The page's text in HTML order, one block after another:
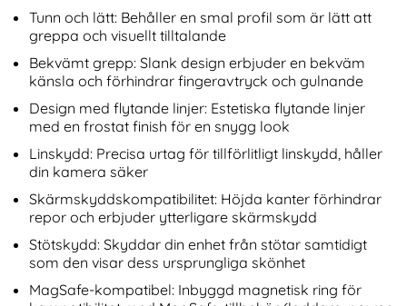
Tunn och lätt: Behåller en smal profil som är lätt att
greppa och visuellt tilltalande
Bekvämt grepp: Slank design erbjuder en bekväm
känsla och förhindrar fingeravtryck och gulnande
Design med flytande linjer: Estetiska flytande linjer
med en frostat finish för en snygg look
Linskydd: Precisa urtag för tillförlitligt linskydd, håller
din kamera säker
Skärmskyddskompatibilitet: Höjda kanter förhindrar
repor och erbjuder ytterligare skärmskydd
Stötskydd: Skyddar din enhet från stötar samtidigt
som den visar dess ursprungliga skönhet
MagSafe-kompatibel: Inbyggd magnetisk ring för